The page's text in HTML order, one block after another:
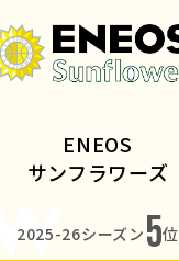
ENEOS
サンフラワーズ
2025-26シーズン 5位